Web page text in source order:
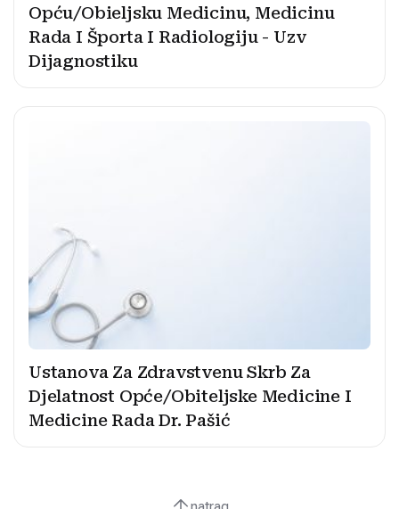
Opću/Obieljsku Medicinu, Medicinu
Rada I Športa I Radiologiju - Uzv
Dijagnostiku
Ustanova Za Zdravstvenu Skrb Za
Djelatnost Opće/Obiteljske Medicine I
Medicine Rada Dr. Pašić